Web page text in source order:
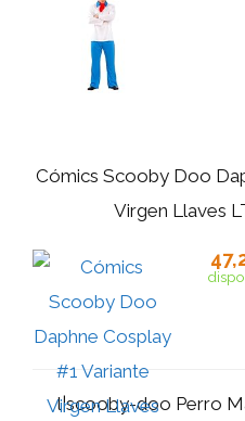
Cómics Scooby Doo
Virgen Llaves
l|scooby-doo Perro